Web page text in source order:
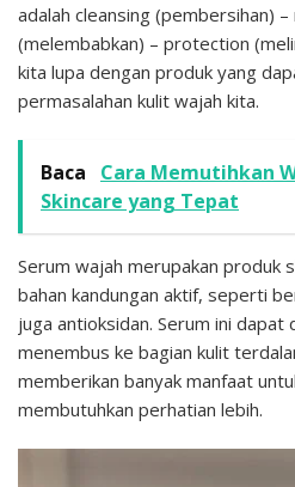
adalah cleansing (pembersihan)
(melembabkan) – protection
kita lupa dengan produk yang
permasalahan kulit wajah kita.
Baca
Cara Memutihkan
Skincare yang Tepat
Serum wajah merupakan produk
bahan kandungan aktif, seperti
juga antioksidan. Serum ini dapat
menembus ke bagian kulit
memberikan banyak manfaat
membutuhkan perhatian lebih.